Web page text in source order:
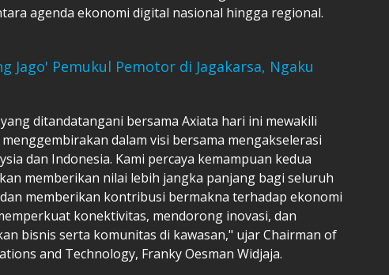
agenda ekonomi digital nasional hingga regional.
Jago' Pemukul Pemotor di Jagakarsa, Ngaku
ditandatangani bersama Axiata hari ini mewakili
dalam visi bersama mengakselerasi
dan Indonesia. Kami percaya kemampuan kedua
memberikan nilai lebih jangka panjang bagi seluruh
memberikan kontribusi bermakna terhadap ekonomi
konektivitas, mendorong inovasi, dan
bisnis serta komunitas di kawasan," ujar Chairman of
and Technology, Franky Oesman Widjaja.